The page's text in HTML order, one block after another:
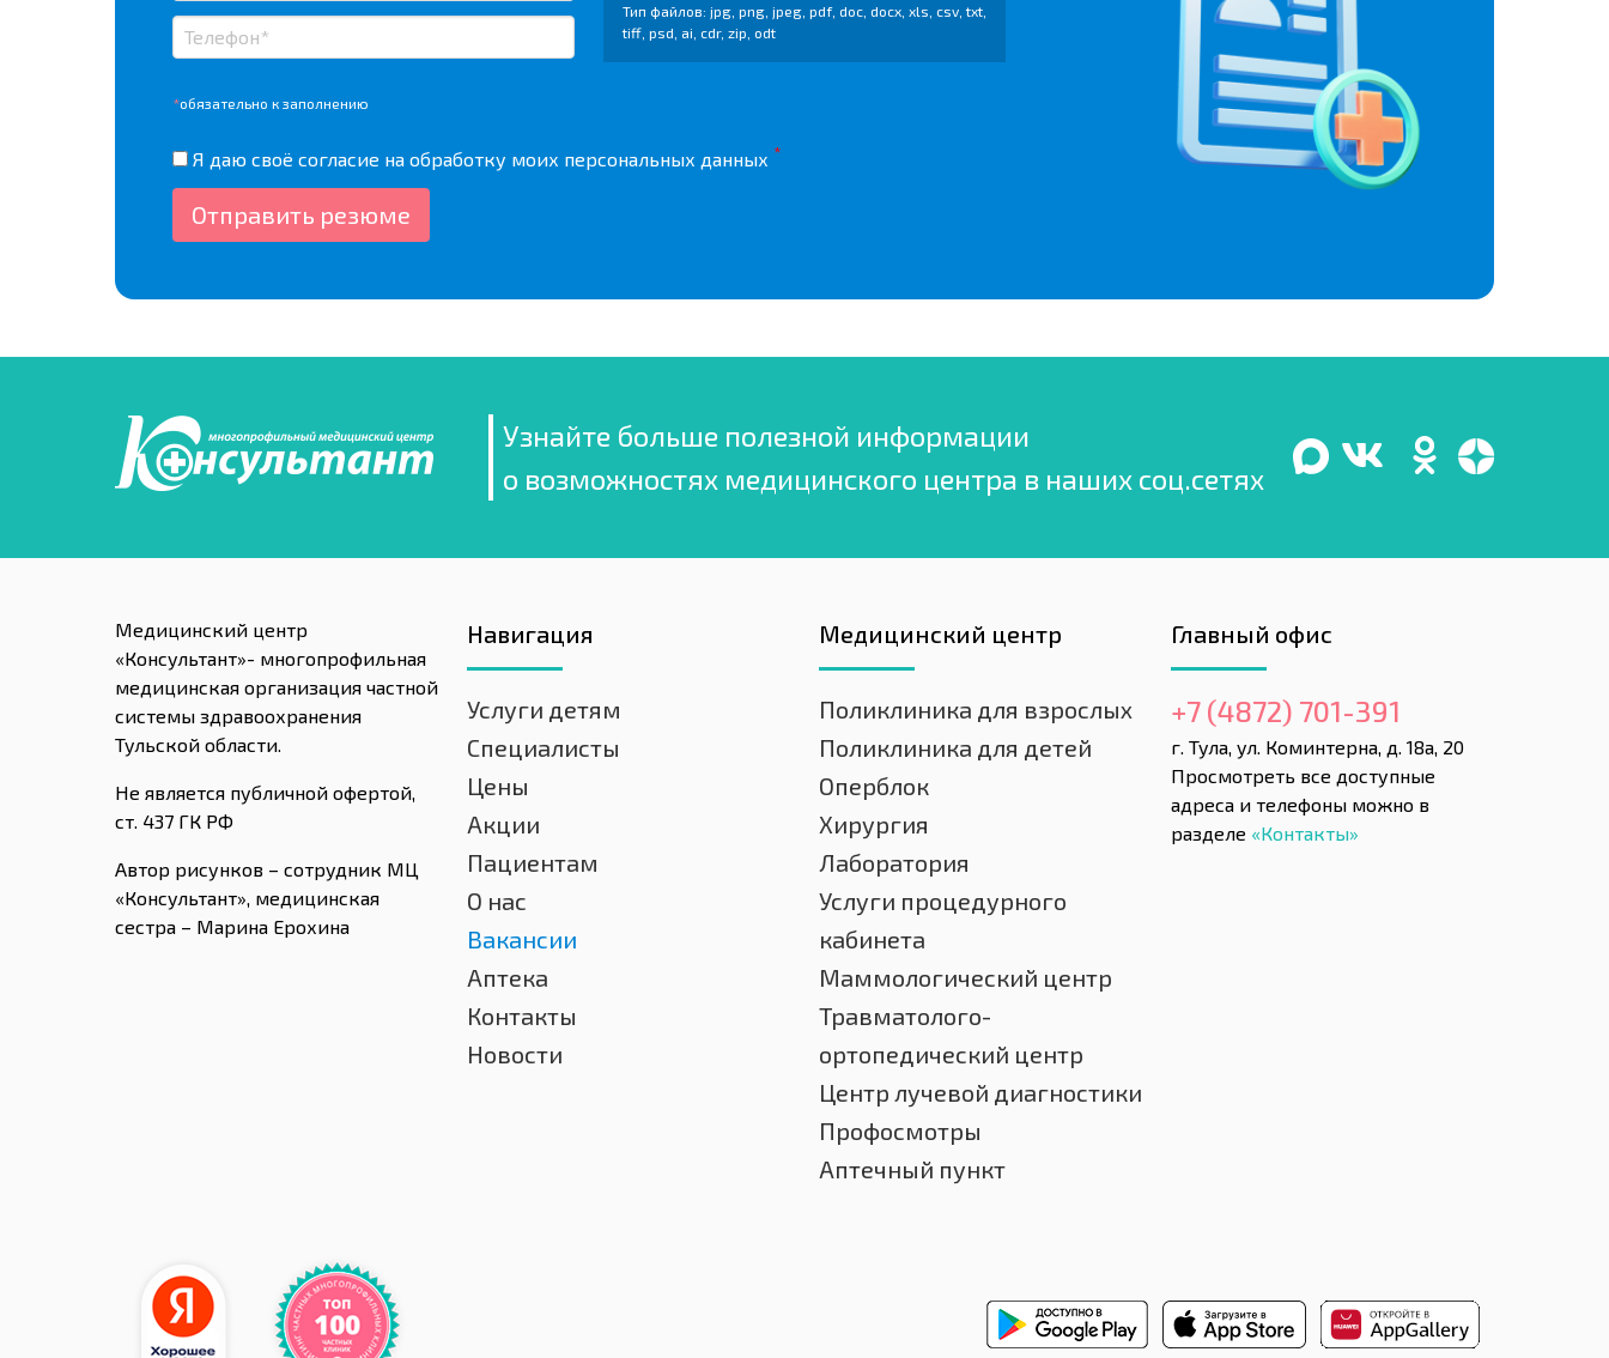
Тип файлов: jpg, png, jpeg, pdf, doc, docx, xls, csv, txt,
tiff, psd, ai, cdr, zip, odt
*обязательно к заполнению
Я даю своё согласие на обработку моих персональных данных *
Отправить резюме
Узнайте больше полезной информации
о возможностях медицинского центра в наших соц.сетях
Медицинский центр
«Консультант»- многопрофильная
медицинская организация частной
системы здравоохранения
Тульской области.
Не является публичной офертой,
ст. 437 ГК РФ
Автор рисунков – сотрудник МЦ
«Консультант», медицинская
сестра – Марина Ерохина
Навигация
Услуги детям
Специалисты
Цены
Акции
Пациентам
О нас
Вакансии
Аптека
Контакты
Новости
Медицинский центр
Поликлиника для взрослых
Поликлиника для детей
Оперблок
Хирургия
Лаборатория
Услуги процедурного
кабинета
Маммологический центр
Травматолого-
ортопедический центр
Центр лучевой диагностики
Профосмотры
Аптечный пункт
Главный офис
+7 (4872) 701-391
г. Тула, ул. Коминтерна, д. 18а, 20
Просмотреть все доступные
адреса и телефоны можно в
разделе «Контакты»